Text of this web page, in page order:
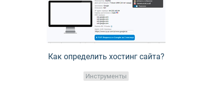
Как определить хостинг сайта?
Инструменты